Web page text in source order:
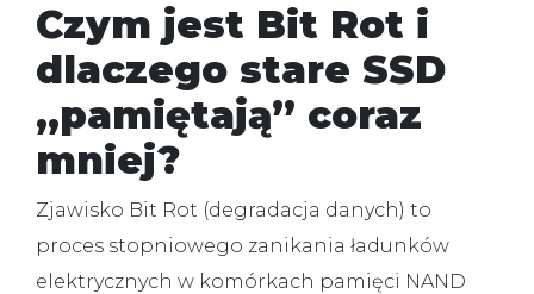
Czym jest Bit Rot i
dlaczego stare SSD
„pamiętają” coraz
mniej?
Zjawisko Bit Rot (degradacja danych) to
proces stopniowego zanikania ładunków
elektrycznych w komórkach pamięci NAND